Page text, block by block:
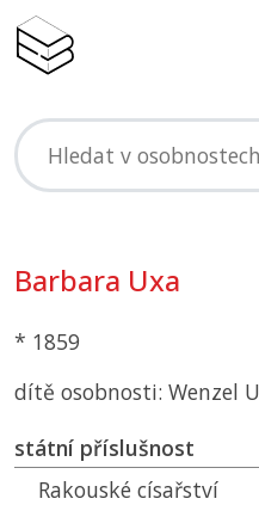
Barbara Uxa
* 1859
dítě osobnosti: Wenzel
státní příslušnost
Rakouské císařství